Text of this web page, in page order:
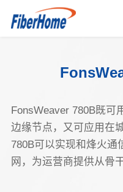
FonsWeaver 780B既可
边缘节点，又可应用在
780B可以实现和烽火通
网，为运营商提供从骨